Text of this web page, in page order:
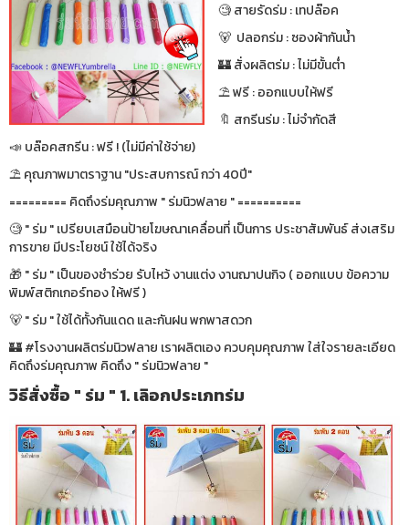
🧐 สายรัดร่ม : เทปล๊อค
🐻 ปลอกร่ม : ซองผ้ากันน้ำ
🏰 สั่งผลิตร่ม : ไม่มีขั้นต่ำ
⛱ ฟรี : ออกแบบให้ฟรี
🔖 สกรีนร่ม : ไม่จำกัดสี
📣 บล๊อคสกรีน : ฟรี ! (ไม่มีค่าใช้จ่าย)
⛱ คุณภาพมาตราฐาน "ประสบการณ์ กว่า 40ปี"
========= คิดถึงร่มคุณภาพ " ร่มนิวฟลาย " ==========
🧐 " ร่ม " เปรียบเสมือนป้ายโฆษณาเคลื่อนที่ เป็นการ ประชาสัมพันธ์ ส่งเสริม
การขาย มีประโยชน์ ใช้ได้จริง
🎁 " ร่ม " เป็นของชำร่วย รับไหว้ งานแต่ง งานฌาปนกิจ ( ออกแบบ ข้อความ
พิมพ์สติกเกอร์ทอง ให้ฟรี )
🐻 " ร่ม " ใช้ได้ทั้งกันแดด และกันฝน พกพาสดวก
🏰 #โรงงานผลิตร่มนิวฟลาย เราผลิตเอง ควบคุมคุณภาพ ใส่ใจรายละเอียด
คิดถึงร่มคุณภาพ คิดถึง " ร่มนิวฟลาย "
วิธีสั่งซื้อ " ร่ม " 1. เลิอกประเภทร่ม